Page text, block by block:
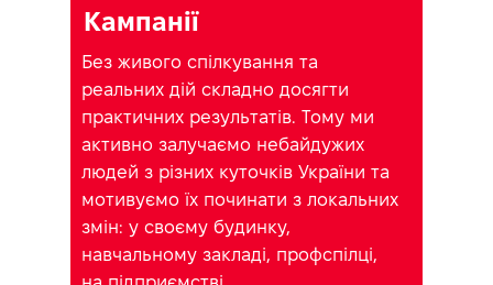
Кампанії
Без живого спілкування та
реальних дій складно досягти
практичних результатів. Тому ми
активно залучаємо небайдужих
людей з різних куточків України та
мотивуємо їх починати з локальних
змін: у своєму будинку,
навчальному закладі, профспілці,